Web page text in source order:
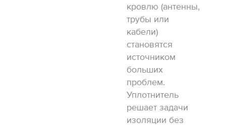
кровлю (антенны,
трубы или
кабели)
становятся
источником
больших
проблем.
Уплотнитель
решает задачи
изоляции без